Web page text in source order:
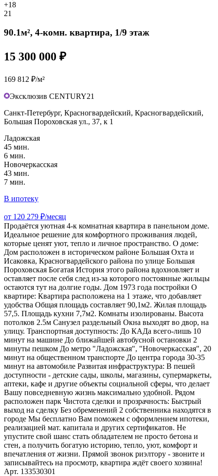
+18
21
90.1м², 4-комн. квартира, 1/9 этаж
15 300 000 ₽
169 812 ₽/м²
Эксклюзив CENTURY21
Санкт-Петербург, Красногвардейский, Красногвардейский,
Большая Пороховская ул., 37, к 1
Ладожская
45 мин.
6 мин.
Новочеркасская
43 мин.
7 мин.
В ипотеку
от 120 279 ₽/месяц
Продаётся уютная 4-к комнатная квартира в панельном доме.
Идеальное решение для комфортного проживания людей,
которые ценят уют, тепло и личное пространство. О доме:
Дом расположен в историческом районе Большая Охта и
Исаковка, Красногвардейского района по улице Большая
Пороховская Богатая История этого района вдохновляет и
оставляет после себя след из-за которого постоянные жильцы
остаются тут на долгие годы. Дом 1973 года постройки О
квартире: Квартира расположена на 1 этаже, что добавляет
удобства Общая площадь составляет 90,1м2. Жилая площадь
57,5. Площадь кухни 7,7м2. Комнаты изолированы. Высота
потолков 2.5м Санузел раздельный Окна выходят во двор, на
улицу. Транспортная доступность: До КАДа всего-лишь 10
минут на машине До ближайшей автобусной остановки 2
минуты пешком До метро "Ладожская", "Новочеркасская", 20
минут на общественном транспорте До центра города 30-35
минут на автомобиле Развитая инфраструктура: В пешей
доступности - детские сады, школы, магазины, супермаркеты,
аптеки, кафе и другие объекты социальной сферы, что делает
Вашу повседневную жизнь максимально удобной. Рядом
расположен парк Чистота сделки и прозрачность: Быстрый
выход на сделку Без обременений 2 собственника находятся в
городе Мы бесплатно Вам поможем с оформлением ипотеки,
реализацией мат. капитала и других сертификатов. Не
упустите свой шанс стать обладателем не просто бетона и
стен, а получить богатую историю, тепло, уют, комфорт и
впечатления от жизни. Прямой звонок риэлтору - звоните и
записывайтесь на просмотр, квартира ждёт своего хозяина!
Арт. 133530301